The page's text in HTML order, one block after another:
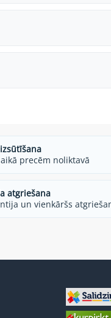
precēm noliktavā
atgriešana
un vienkāršs